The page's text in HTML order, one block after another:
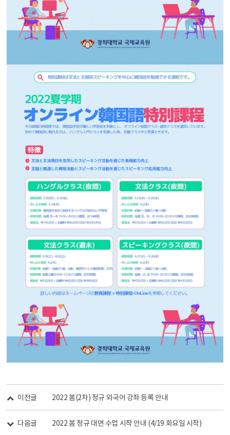
이전글 2022 봄(2차) 정규 외국어 강좌 등록 안내
다음글 2022 봄 정규 대면 수업 시작 안내 (4/19 화요일 시작)